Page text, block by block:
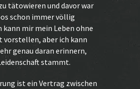
tätowieren und davor war
schon immer völlig
kann mir mein Leben ohne
vorstellen, aber ich kann
genau daran erinnern,
stammt.
ist ein Vertrag zwischen